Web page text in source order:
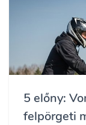
5 előny:
felpörgeti